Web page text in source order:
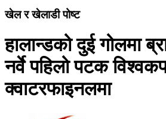
खेल र खेलाडी पोष्ट
हालान्डको दुई गोलमा
नर्वे पहिलो पटक
क्वाटरफाइनलमा